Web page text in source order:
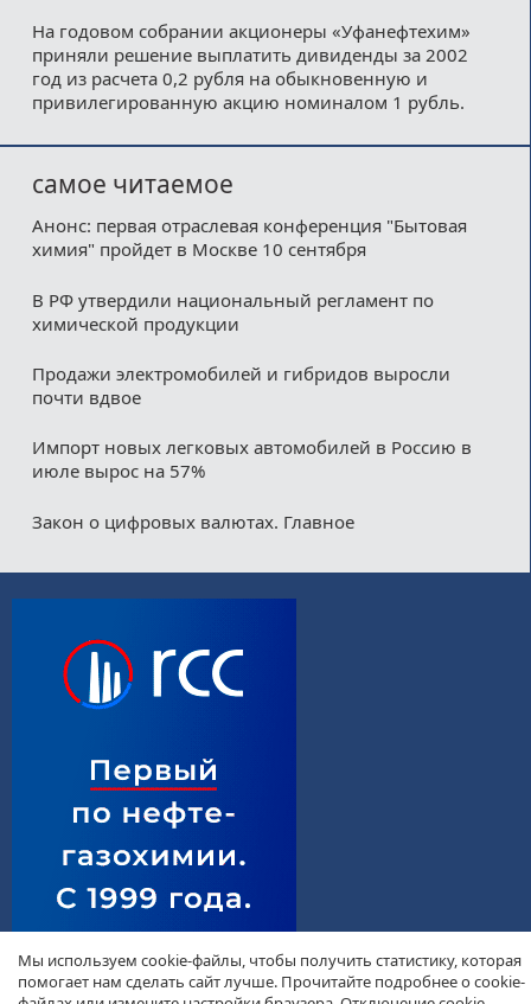
На годовом собрании акционеры «Уфанефтехим»
приняли решение выплатить дивиденды за 2002
год из расчета 0,2 рубля на обыкновенную и
привилегированную акцию номиналом 1 рубль.
самое читаемое
Анонс: первая отраслевая конференция "Бытовая
химия" пройдет в Москве 10 сентября
В РФ утвердили национальный регламент по
химической продукции
Продажи электромобилей и гибридов выросли
почти вдвое
Импорт новых легковых автомобилей в Россию в
июле вырос на 57%
Закон о цифровых валютах. Главное
Мы используем cookie-файлы, чтобы получить статистику, которая
помогает нам сделать сайт лучше. Прочитайте подробнее о cookie-